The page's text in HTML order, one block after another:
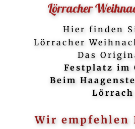
Lörracher
Hier finden
Lörracher
Das
Festplatz im
Beim
Lörrach
Wir empfehlen